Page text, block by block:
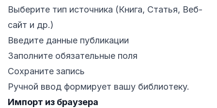
Выберите тип источника (Книга, Статья, Веб-
сайт и др.)
Введите данные публикации
Заполните обязательные поля
Сохраните запись
Ручной ввод формирует вашу библиотеку.
Импорт из браузера